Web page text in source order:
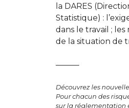
la DARES
Statistique) :
dans le travail ;
de la situation de
———
Découvrez les
Pour chacun des
sur la réglementation